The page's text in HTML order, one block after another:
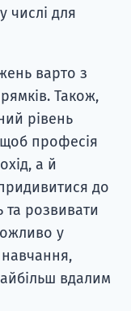
числі для
варто з
Також,
рівень
професія
а й
до
та розвивати
у
вдалим